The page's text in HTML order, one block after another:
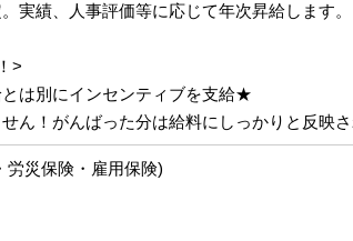
実績、人事評価等に応じて年次昇給します。
>
は別にインセンティブを支給★
ん！がんばった分は給料にしっかりと反映
労災保険・雇用保険)